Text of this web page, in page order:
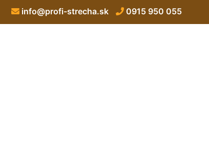
info@profi-strecha.sk 0915 950 055